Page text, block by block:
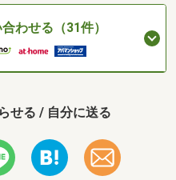
わせる（31件）
せる / 自分に送る